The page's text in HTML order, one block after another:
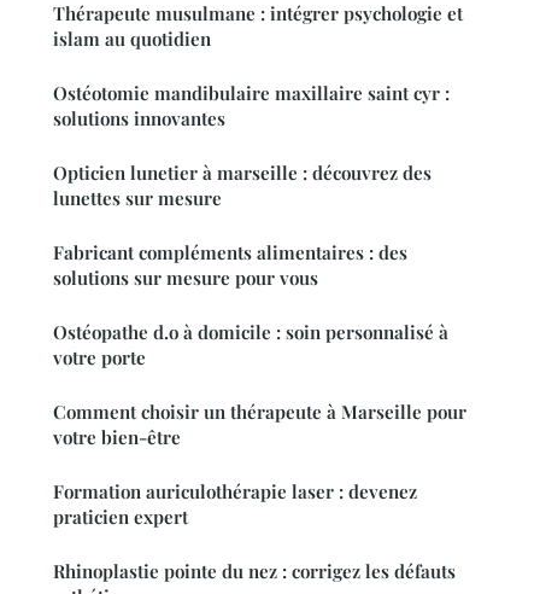
Thérapeute musulmane : intégrer psychologie et
islam au quotidien
Ostéotomie mandibulaire maxillaire saint cyr :
solutions innovantes
Opticien lunetier à marseille : découvrez des
lunettes sur mesure
Fabricant compléments alimentaires : des
solutions sur mesure pour vous
Ostéopathe d.o à domicile : soin personnalisé à
votre porte
Comment choisir un thérapeute à Marseille pour
votre bien-être
Formation auriculothérapie laser : devenez
praticien expert
Rhinoplastie pointe du nez : corrigez les défauts